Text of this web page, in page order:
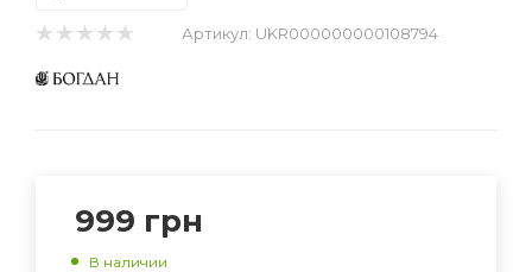
Артикул: UKR000000000108794
999 грн
В наличии